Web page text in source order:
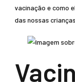
vacinação e como
das nossas crianças.